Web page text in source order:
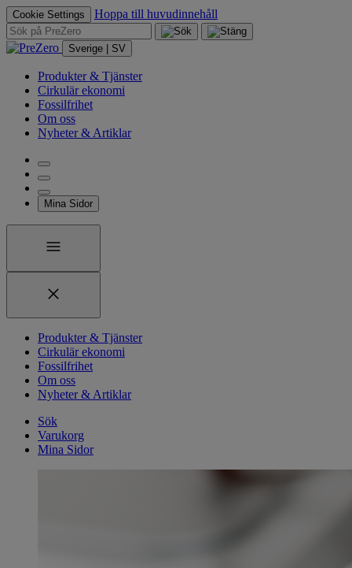
Cookie Settings Hoppa till huvudinnehåll
Sverige | SV
Produkter & Tjänster
Cirkulär ekonomi
Fossilfrihet
Om oss
Nyheter & Artiklar
Mina Sidor
Produkter & Tjänster
Cirkulär ekonomi
Fossilfrihet
Om oss
Nyheter & Artiklar
Sök
Varukorg
Mina Sidor